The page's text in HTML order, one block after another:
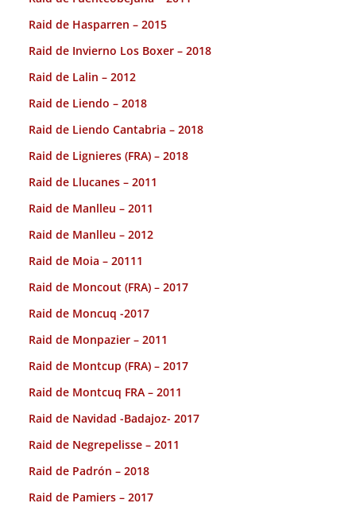
Raid de Hasparren – 2015
Raid de Invierno Los Boxer – 2018
Raid de Lalin – 2012
Raid de Liendo – 2018
Raid de Liendo Cantabria – 2018
Raid de Lignieres (FRA) – 2018
Raid de Llucanes – 2011
Raid de Manlleu – 2011
Raid de Manlleu – 2012
Raid de Moia – 20111
Raid de Moncout (FRA) – 2017
Raid de Moncuq -2017
Raid de Monpazier – 2011
Raid de Montcup (FRA) – 2017
Raid de Montcuq FRA – 2011
Raid de Navidad -Badajoz- 2017
Raid de Negrepelisse – 2011
Raid de Padrón – 2018
Raid de Pamiers – 2017